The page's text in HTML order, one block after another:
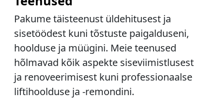
Pakume täisteenust üldehitusest ja
sisetöödest kuni tõstuste paigalduseni,
hoolduse ja müügini. Meie teenused
hõlmavad kõik aspekte siseviimistlusest
ja renoveerimisest kuni professionaalse
liftihoolduse ja -remondini.